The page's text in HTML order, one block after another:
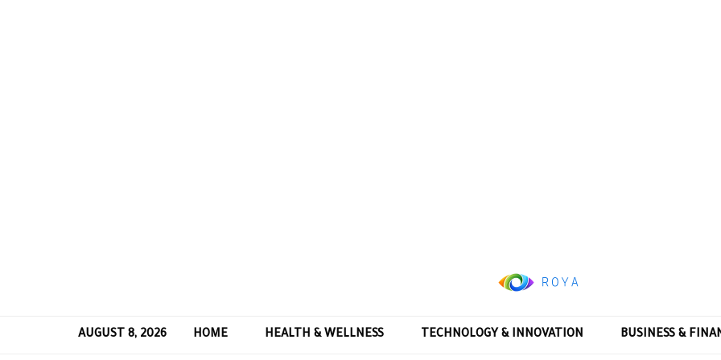
AUGUST 8, 2026 HOME HEALTH & WELLNESS TECHNOLOGY & INNOVATION BUSINESS &